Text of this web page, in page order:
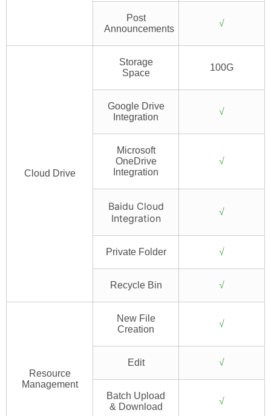
Post
Announcements
√
Cloud Drive
Storage
Space
100G
Google Drive
Integration
√
Microsoft
OneDrive
Integration
√
Baidu Cloud
Integration
√
Private Folder √
Recycle Bin √
Resource
Management
New File
Creation
√
Edit √
Batch Upload
& Download
√